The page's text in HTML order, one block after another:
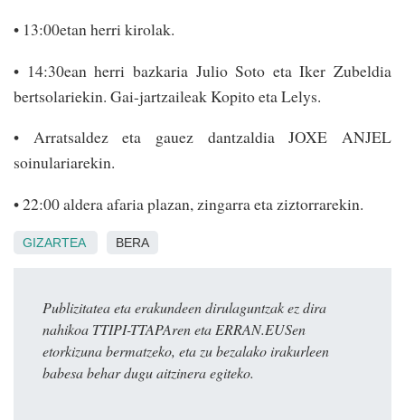
• 13:00etan herri kirolak.
• 14:30ean herri bazkaria Julio Soto eta Iker Zubeldia
bertsolariekin. Gai-jartzaileak Kopito eta Lelys.
• Arratsaldez eta gauez dantzaldia JOXE ANJEL
soinulariarekin.
• 22:00 aldera afaria plazan, zingarra eta zizto­rrarekin.
GIZARTEA BERA
Publizitatea eta erakundeen dirulaguntzak ez dira
nahikoa TTIPI-TTAPAren eta ERRAN.EUSen
etorkizuna bermatzeko, eta zu bezalako irakurleen
babesa behar dugu aitzinera egiteko.